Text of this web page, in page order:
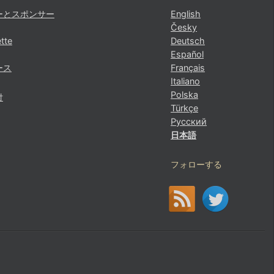
とスポンサー
ス
English
Česky
Deutsch
Español
Français
Italiano
Polska
Türkçe
Русский
日本語
フォローする